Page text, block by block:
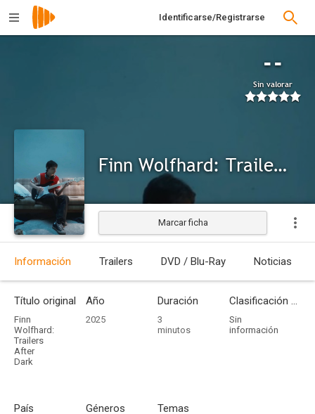
Identificarse/Registrarse
--
Sin valorar
Finn Wolfhard: Trailers After Dark
Marcar ficha
Información Trailers DVD / Blu-Ray Noticias
Título original
Finn
Wolfhard:
Trailers
After
Dark
Año
2025
Duración
3
minutos
Clasificación por edades
Sin
información
País Géneros Temas